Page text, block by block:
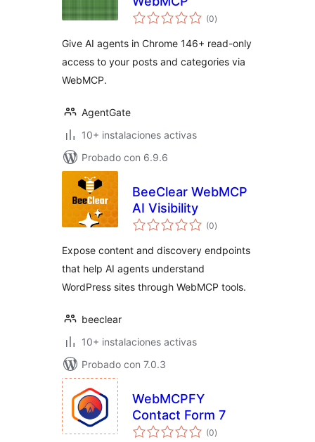
(0total
de
)
Give AI agents in Chrome 146+ read-only
access to your posts and categories via
WebMCP.
AgentGate
10+ instalaciones activas
Probado con 6.9.6
BeeClear WebMCP
AI Visibility
(0total
de
)
Expose content and discovery endpoints
that help AI agents understand
WordPress sites through WebMCP tools.
beeclear
10+ instalaciones activas
Probado con 7.0.3
WebMCPFY
Contact Form 7
(0total
de
)